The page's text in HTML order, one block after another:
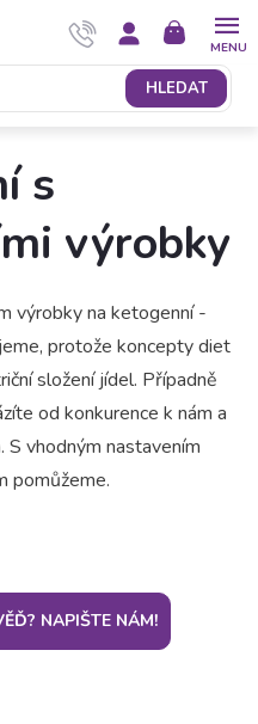
HLEDAT
NÁKUPNÍ
KOŠÍK
s
výrobky
výrobky na ketogenní -
protože koncepty diet
složení jídel. Případně
od konkurence k nám a
vhodným nastavením
pomůžeme.
NAPIŠTE NÁM!